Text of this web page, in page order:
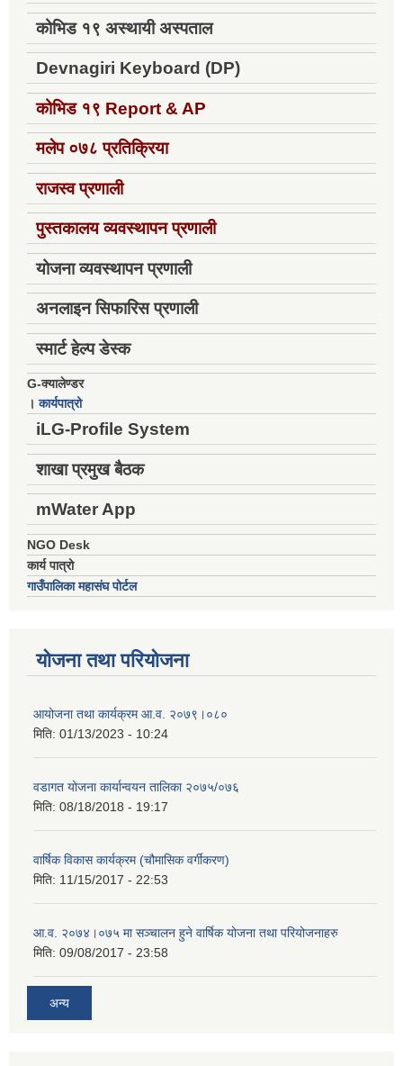
कोभिड १९ अस्थायी अस्पताल
Devnagiri Keyboard (DP)
कोभिड १९ Report & AP
मलेप ०७८ प्रतिक्रिया
राजस्व प्रणाली
पुस्तकालय व्यवस्थापन प्रणाली
योजना व्यवस्थापन प्रणाली
अनलाइन सिफारिस प्रणाली
स्मार्ट हेल्प डेस्क
G-क्यालेण्डर
।कार्यपात्रो
iLG-Profile System
शाखा प्रमुख बैठक
mWater App
NGO Desk
कार्य पात्रो
गाउँपालिका महासंघ पोर्टल
योजना तथा परियोजना
आयोजना तथा कार्यक्रम आ.व. २०७९।०८०
मिति: 01/13/2023 - 10:24
वडागत योजना कार्यान्वयन तालिका २०७५/०७६
मिति: 08/18/2018 - 19:17
वार्षिक विकास कार्यक्रम (चौमासिक वर्गीकरण)
मिति: 11/15/2017 - 22:53
आ.व. २०७४।०७५ मा सञ्चालन हुने वार्षिक योजना तथा परियोजनाहरु
मिति: 09/08/2017 - 23:58
अन्य